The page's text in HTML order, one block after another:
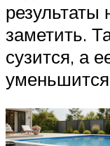
результаты
заметить.
сузится, а